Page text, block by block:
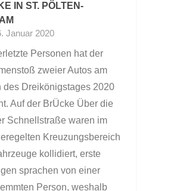
IN ST. PÖLTEN-W
Januar 2020
Personen hat der
zweier Autos am
des Dreikönigstages 2020
Auf der BrÜcke Über die
Schnellstraße waren im
Kreuzungsbereich
kollidiert, erste
sprachen von einer
Person, weshalb